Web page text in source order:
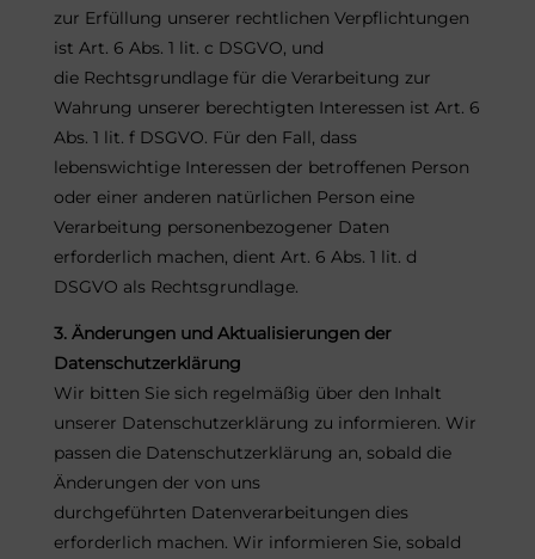
zur Erfüllung unserer rechtlichen Verpflichtungen
ist Art. 6 Abs. 1 lit. c DSGVO, und
die Rechtsgrundlage für die Verarbeitung zur
Wahrung unserer berechtigten Interessen ist Art. 6
Abs. 1 lit. f DSGVO. Für den Fall, dass
lebenswichtige Interessen der betroffenen Person
oder einer anderen natürlichen Person eine
Verarbeitung personenbezogener Daten
erforderlich machen, dient Art. 6 Abs. 1 lit. d
DSGVO als Rechtsgrundlage.
3. Änderungen und Aktualisierungen der
Datenschutzerklärung
Wir bitten Sie sich regelmäßig über den Inhalt
unserer Datenschutzerklärung zu informieren. Wir
passen die Datenschutzerklärung an, sobald die
Änderungen der von uns
durchgeführten Datenverarbeitungen dies
erforderlich machen. Wir informieren Sie, sobald